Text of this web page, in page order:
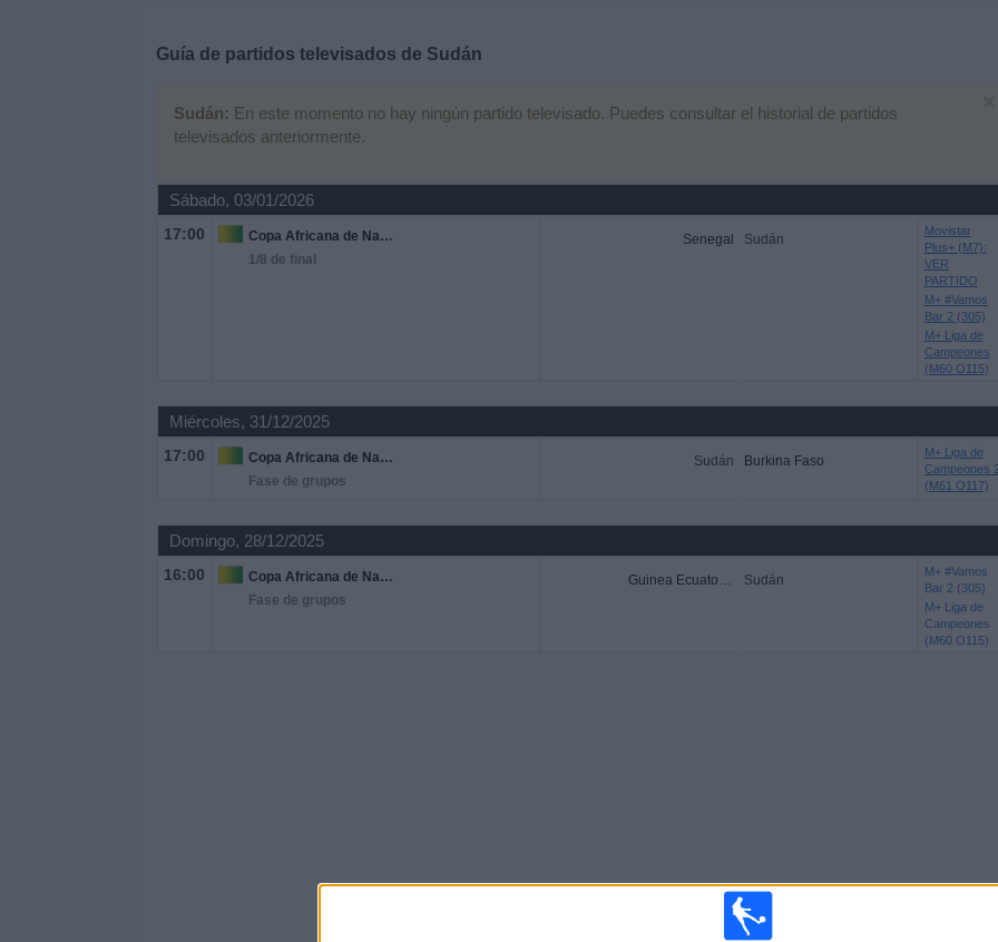
Guía de partidos televisados de Sudán
Sudán: En este momento no hay ningún partido televisado. Puedes consultar el historial de partidos
televisados anteriormente.
Sábado, 03/01/2026
17:00
Copa Africana de Naciones
1/8 de final
Senegal Sudán
Movistar
Plus+ (M7):
VER
PARTIDO
M+ #Vamos
Bar 2 (305)
M+ Liga de
Campeones
(M60 O115)
Miércoles, 31/12/2025
17:00
Copa Africana de Naciones
Fase de grupos
Sudán Burkina Faso
M+ Liga de
Campeones
(M61 O117)
Domingo, 28/12/2025
16:00
Copa Africana de Naciones
Fase de grupos
Guinea Ecuatorial Sudán
M+ #Vamos
Bar 2 (305)
M+ Liga de
Campeones
(M60 O115)